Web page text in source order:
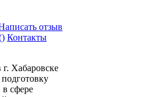
отзыв
Контакты
Хабаровске
в сфере